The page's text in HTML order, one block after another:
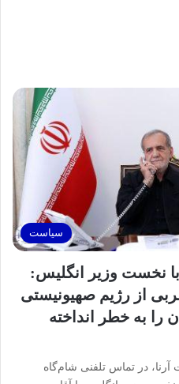
سیاست
نخست‌ وزیر انگلیس:
از رژیم صهیونیستی
را به خطر انداخته
در تماس تلفنی شام‌گاه